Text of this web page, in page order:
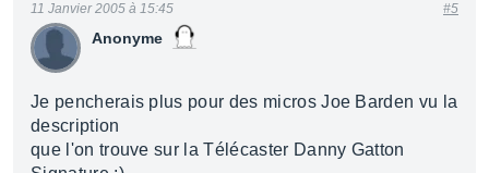
Anonyme
11 Janvier 2005 à 15:45 #5
Je pencherais plus pour des micros Joe Barden vu la
description
que l'on trouve sur la Télécaster Danny Gatton